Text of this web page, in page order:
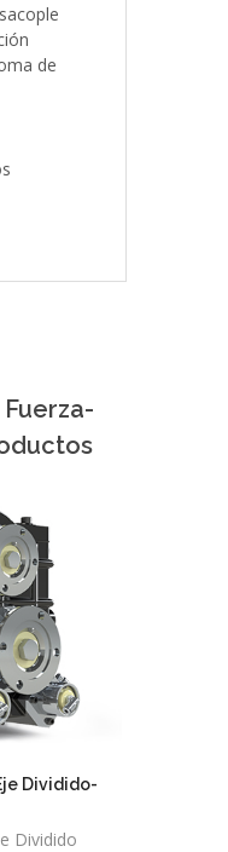
de
Dividido-
Dividido